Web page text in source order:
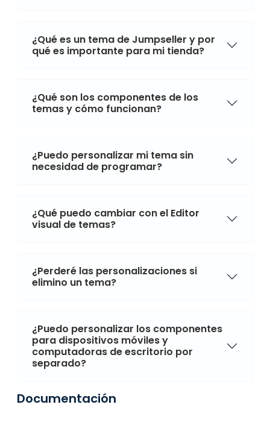
¿Qué es un tema de Jumpseller y por
qué es importante para mi tienda?
¿Qué son los componentes de los
temas y cómo funcionan?
¿Puedo personalizar mi tema sin
necesidad de programar?
¿Qué puedo cambiar con el Editor
visual de temas?
¿Perderé las personalizaciones si
elimino un tema?
¿Puedo personalizar los componentes
para dispositivos móviles y
computadoras de escritorio por
separado?
Documentación